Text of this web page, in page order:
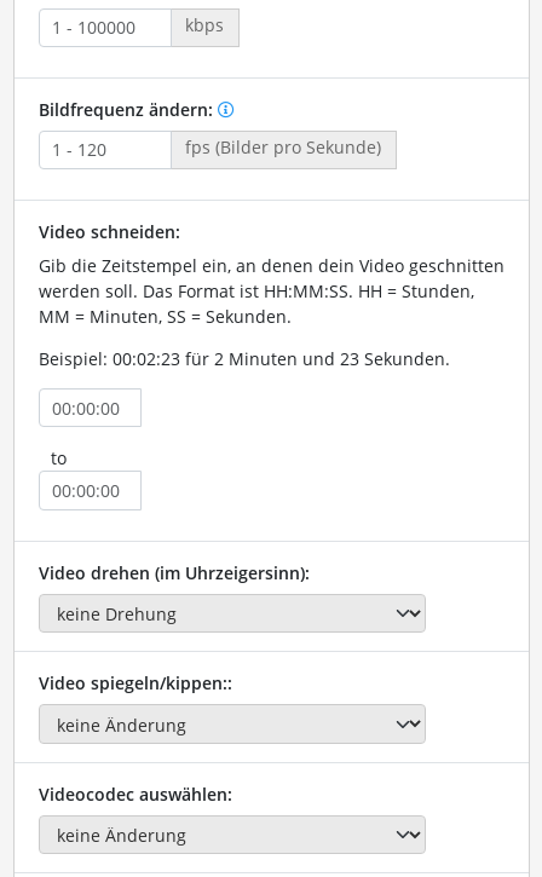
kbps
Bildfrequenz ändern:
fps (Bilder pro Sekunde)
Video schneiden:
Gib die Zeitstempel ein, an denen dein Video geschnitten
werden soll. Das Format ist HH:MM:SS. HH = Stunden,
MM = Minuten, SS = Sekunden.
Beispiel: 00:02:23 für 2 Minuten und 23 Sekunden.
to
Video drehen (im Uhrzeigersinn):
Video spiegeln/kippen::
Videocodec auswählen: